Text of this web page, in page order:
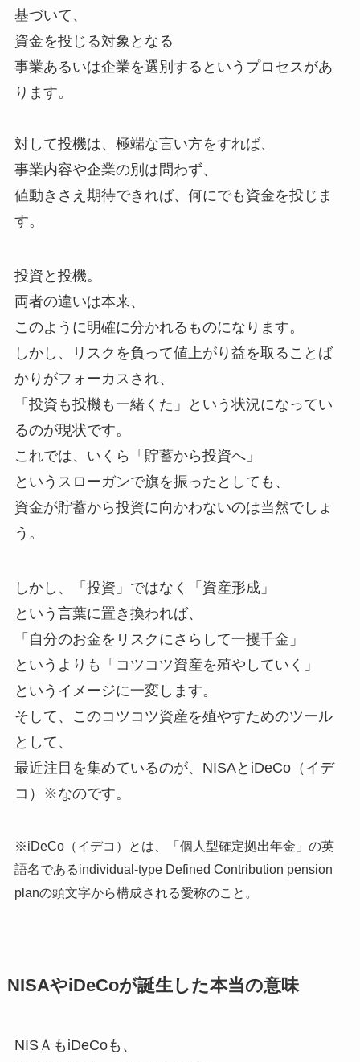
基づいて、
資金を投じる対象となる
事業あるいは企業を選別するというプロセスがあ
ります。
対して投機は、極端な言い方をすれば、
事業内容や企業の別は問わず、
値動きさえ期待できれば、何にでも資金を投じま
す。
投資と投機。
両者の違いは本来、
このように明確に分かれるものになります。
しかし、リスクを負って値上がり益を取ることば
かりがフォーカスされ、
「投資も投機も一緒くた」という状況になってい
るのが現状です。
これでは、いくら「貯蓄から投資へ」
というスローガンで旗を振ったとしても、
資金が貯蓄から投資に向かわないのは当然でしょ
う。
しかし、「投資」ではなく「資産形成」
という言葉に置き換われば、
「自分のお金をリスクにさらして一攫千金」
というよりも「コツコツ資産を殖やしていく」
というイメージに一変します。
そして、このコツコツ資産を殖やすためのツール
として、
最近注目を集めているのが、NISAとiDeCo（イデ
コ）※なのです。
※iDeCo（イデコ）とは、「個人型確定拠出年金」の英
語名であるindividual-type Defined Contribution pension
planの頭文字から構成される愛称のこと。
NISAやiDeCoが誕生した本当の意味
NISＡもiDeCoも、